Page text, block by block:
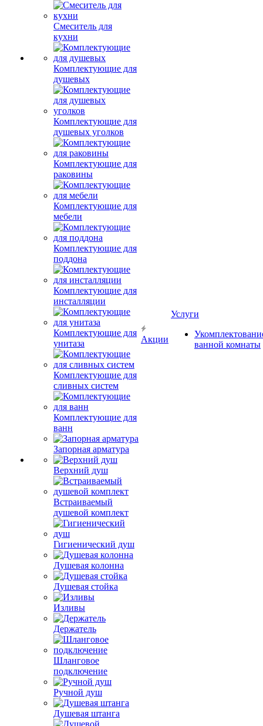
Смеситель для
кухни
Комплектующие для
душевых
Комплектующие для
душевых уголков
Комплектующие для
раковины
Комплектующие для
мебели
Комплектующие для
поддона
Комплектующие для
инсталляции
Комплектующие для
унитаза
Комплектующие для
сливных систем
Комплектующие для
ванн
Запорная арматура
Верхний душ
Встраиваемый
душевой комплект
Гигиенический душ
Душевая колонна
Душевая стойка
Изливы
Держатель
Шланговое
подключение
Ручной душ
Душевая штанга
Акции
Услуги
ванной комнаты